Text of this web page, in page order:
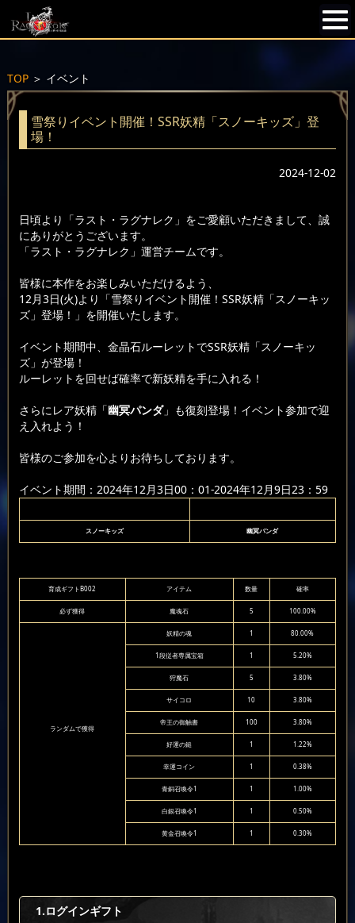
TOP＞ イベント
雪祭りイベント開催！SSR妖精「スノーキッズ」登
場！
2024-12-02
日頃より「ラスト・ラグナレク」をご愛顧いただきまして、誠
にありがとうございます。
「ラスト・ラグナレク」運営チームです。
皆様に本作をお楽しみいただけるよう、
12月3日(火)より「雪祭りイベント開催！SSR妖精「スノーキッ
ズ」登場！」を開催いたします。
イベント期間中、金晶石ルーレットでSSR妖精「スノーキッ
ズ」が登場！
ルーレットを回せば確率で新妖精を手に入れる！
さらにレア妖精「幽冥パンダ」も復刻登場！イベント参加で迎
え入れよう！
皆様のご参加を心よりお待ちしております。
イベント期間：2024年12月3日00：01-2024年12月9日23：59
スノーキッズ 幽冥パンダ
育成ギフトB002 アイテム 数量 確率
必ず獲得 魔魂石 5 100.00%
ランダムで獲得
妖精の魂 1 80.00%
1段従者専属宝箱 1 5.20%
狩魔石 5 3.80%
サイコロ 10 3.80%
帝王の御触書 100 3.80%
好運の鎚 1 1.22%
幸運コイン 1 0.38%
青銅召喚令1 1 1.00%
白銀召喚令1 1 0.50%
黄金召喚令1 1 0.30%
1.ログインギフト